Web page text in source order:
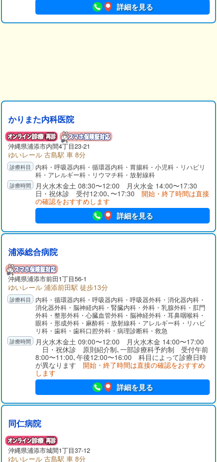
詳細を見る
かりまた内科医院
沖縄県浦添市内間4丁目23-21
ゆいレール 古島駅 車 8分
内科・呼吸器内科・循環器内科・胃腸科・小児科・リハビリ
科・アレルギー科・リウマチ科・放射線科
月火水木金土 08:30〜12:00 月火水金 14:00〜17:30
日・祝休診 受付12:00､〜17:30 開始・終了時間は直接
の確認をおすすめします
詳細を見る
浦添総合病院
沖縄県浦添市前田1丁目56-1
ゆいレール 浦添前田駅 徒歩13分
内科・循環器内科・呼吸器内科・呼吸器外科・消化器内科・
消化器外科・脳神経内科・腎臓内科・外科・乳腺外科・肛門
外科・整形外科・心臓血管外科・脳神経外科・耳鼻咽喉科・
眼科・形成外科・麻酔科・放射線科・アレルギー科・リハビ
リ科・歯科・歯科口腔外科・病理診断科・救急
月火水木金土 09:00〜12:00 月火水木金 14:00〜17:00
日・祝休診 原則紹介制､一部診療科予約制 受付午前
8:00〜11:00､午後12:00〜16:00 科目によって診療日時
が異なります 開始・終了時間は直接の確認をおすすめ
します
詳細を見る
同仁病院
沖縄県浦添市城間1丁目37-12
ゆいレール 古島駅 車 8分